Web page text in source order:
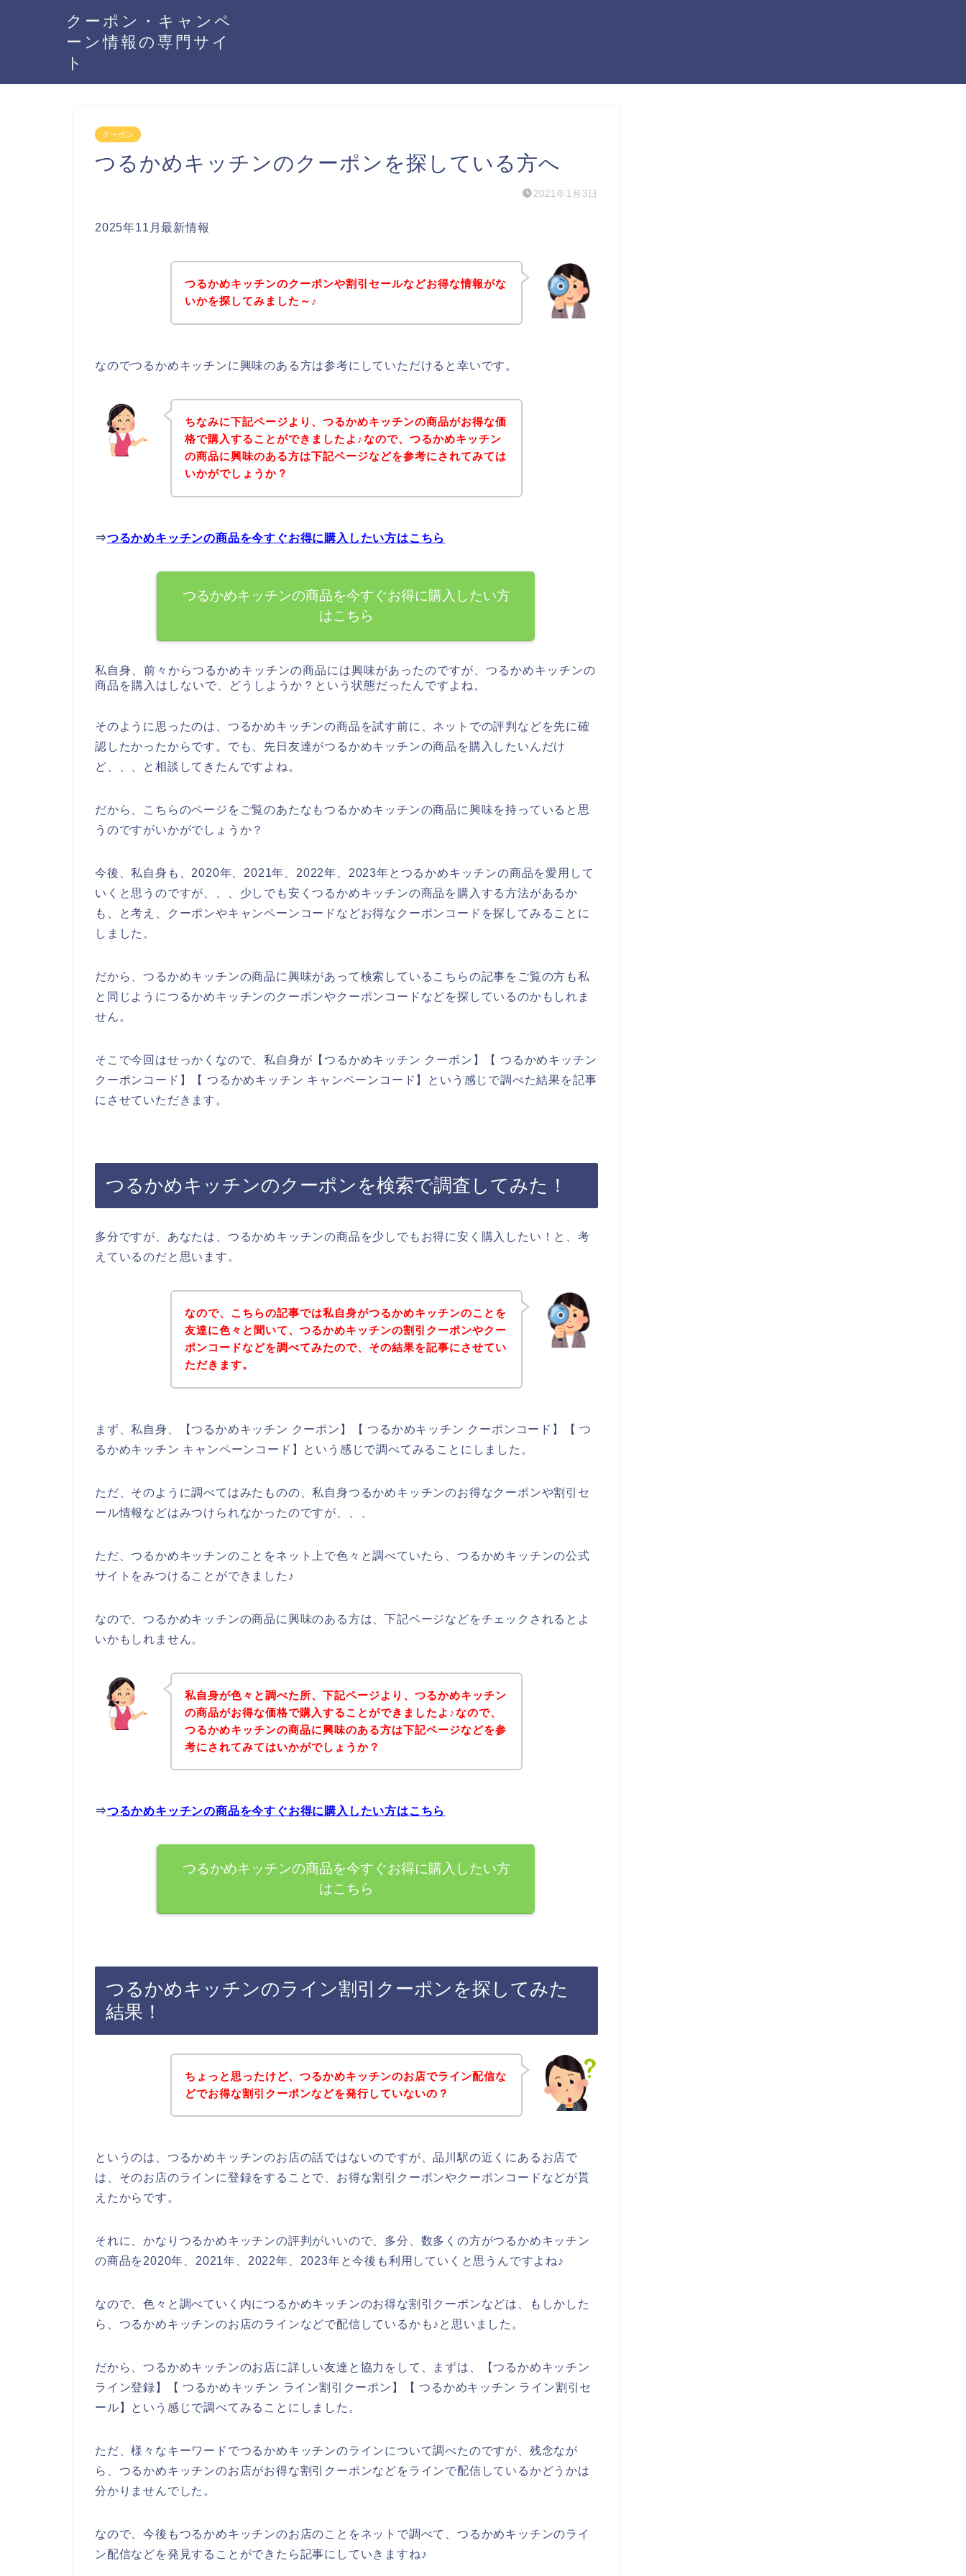
クーポン・キャンペ
ーン情報の専門サイ
ト
クーポン
つるかめキッチンのクーポンを探している方へ
2021年1月3日
2025年11月最新情報
つるかめキッチンのクーポンや割引セールなどお得な情報がな
いかを探してみました～♪
なのでつるかめキッチンに興味のある方は参考にしていただけると幸いです。
ちなみに下記ページより、つるかめキッチンの商品がお得な価
格で購入することができましたよ♪なので、つるかめキッチン
の商品に興味のある方は下記ページなどを参考にされてみては
いかがでしょうか？
⇒つるかめキッチンの商品を今すぐお得に購入したい方はこちら
つるかめキッチンの商品を今すぐお得に購入したい方
はこちら
私自身、前々からつるかめキッチンの商品には興味があったのですが、つるかめキッチンの
商品を購入はしないで、どうしようか？という状態だったんですよね。
そのように思ったのは、つるかめキッチンの商品を試す前に、ネットでの評判などを先に確
認したかったからです。でも、先日友達がつるかめキッチンの商品を購入したいんだけ
ど、、、と相談してきたんですよね。
だから、こちらのページをご覧のあたなもつるかめキッチンの商品に興味を持っていると思
うのですがいかがでしょうか？
今後、私自身も、2020年、2021年、2022年、2023年とつるかめキッチンの商品を愛用して
いくと思うのですが、、、少しでも安くつるかめキッチンの商品を購入する方法があるか
も、と考え、クーポンやキャンペーンコードなどお得なクーポンコードを探してみることに
しました。
だから、つるかめキッチンの商品に興味があって検索しているこちらの記事をご覧の方も私
と同じようにつるかめキッチンのクーポンやクーポンコードなどを探しているのかもしれま
せん。
そこで今回はせっかくなので、私自身が【つるかめキッチン クーポン】【 つるかめキッチン
クーポンコード】【 つるかめキッチン キャンペーンコード】という感じで調べた結果を記事
にさせていただきます。
つるかめキッチンのクーポンを検索で調査してみた！
多分ですが、あなたは、つるかめキッチンの商品を少しでもお得に安く購入したい！と、考
えているのだと思います。
なので、こちらの記事では私自身がつるかめキッチンのことを
友達に色々と聞いて、つるかめキッチンの割引クーポンやクー
ポンコードなどを調べてみたので、その結果を記事にさせてい
ただきます。
まず、私自身、【つるかめキッチン クーポン】【 つるかめキッチン クーポンコード】【 つ
るかめキッチン キャンペーンコード】という感じで調べてみることにしました。
ただ、そのように調べてはみたものの、私自身つるかめキッチンのお得なクーポンや割引セ
ール情報などはみつけられなかったのですが、、、
ただ、つるかめキッチンのことをネット上で色々と調べていたら、つるかめキッチンの公式
サイトをみつけることができました♪
なので、つるかめキッチンの商品に興味のある方は、下記ページなどをチェックされるとよ
いかもしれません。
私自身が色々と調べた所、下記ページより、つるかめキッチン
の商品がお得な価格で購入することができましたよ♪なので、
つるかめキッチンの商品に興味のある方は下記ページなどを参
考にされてみてはいかがでしょうか？
⇒つるかめキッチンの商品を今すぐお得に購入したい方はこちら
つるかめキッチンの商品を今すぐお得に購入したい方
はこちら
つるかめキッチンのライン割引クーポンを探してみた
結果！
ちょっと思ったけど、つるかめキッチンのお店でライン配信な
どでお得な割引クーポンなどを発行していないの？
というのは、つるかめキッチンのお店の話ではないのですが、品川駅の近くにあるお店で
は、そのお店のラインに登録をすることで、お得な割引クーポンやクーポンコードなどが貰
えたからです。
それに、かなりつるかめキッチンの評判がいいので、多分、数多くの方がつるかめキッチン
の商品を2020年、2021年、2022年、2023年と今後も利用していくと思うんですよね♪
なので、色々と調べていく内につるかめキッチンのお得な割引クーポンなどは、もしかした
ら、つるかめキッチンのお店のラインなどで配信しているかも♪と思いました。
だから、つるかめキッチンのお店に詳しい友達と協力をして、まずは、【つるかめキッチン
ライン登録】【 つるかめキッチン ライン割引クーポン】【 つるかめキッチン ライン割引セ
ール】という感じで調べてみることにしました。
ただ、様々なキーワードでつるかめキッチンのラインについて調べたのですが、残念なが
ら、つるかめキッチンのお店がお得な割引クーポンなどをラインで配信しているかどうかは
分かりませんでした。
なので、今後もつるかめキッチンのお店のことをネットで調べて、つるかめキッチンのライ
ン配信などを発見することができたら記事にしていきますね♪